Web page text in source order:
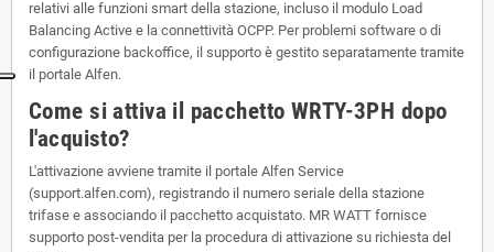
relativi alle funzioni smart della stazione, incluso il modulo Load
Balancing Active e la connettività OCPP. Per problemi software o di
configurazione backoffice, il supporto è gestito separatamente tramite
il portale Alfen.
Come si attiva il pacchetto WRTY-3PH dopo
l'acquisto?
L'attivazione avviene tramite il portale Alfen Service
(support.alfen.com), registrando il numero seriale della stazione
trifase e associando il pacchetto acquistato. MR WATT fornisce
supporto post-vendita per la procedura di attivazione su richiesta del